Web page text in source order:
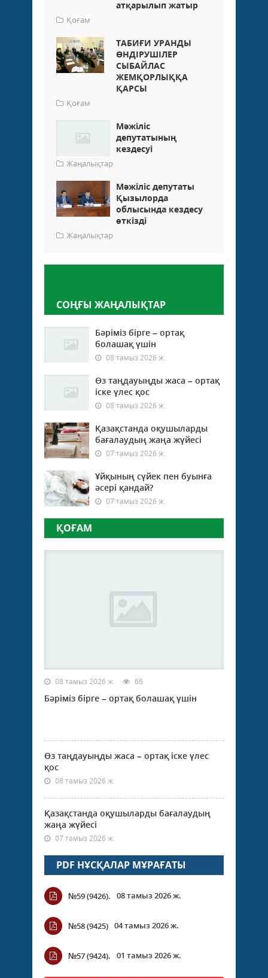
атқарылып жатыр
Қоғам
ТАБИҒИ УРАНДЫ
ӨНДІРУШІЛЕР
СЫБАЙЛАС
ЖЕМҚОРЛЫҚҚА
ҚАРСЫ
Қоғам
Мәжіліс
депутатының
кездесуі
Жаңалықтар
Мәжіліс депутаты
Қызылорда
облысында кездесу
өткізді
Жаңалықтар
СОҢҒЫ ЖАҢАЛЫҚТАР
Бәріміз бірге – ортақ
болашақ үшін
08 тамыз 2026 ж.
Өз таңдауыңды жаса – ортақ
іске үлес қос
08 тамыз 2026 ж.
Қазақстанда оқушыларды
бағалаудың жаңа жүйесі
07 тамыз 2026 ж.
Ұйқының сүйек пен буынға
әсері қандай?
07 тамыз 2026 ж.
ҚОҒАМ
08 тамыз 2026 ж. 66
Бәріміз бірге – ортақ болашақ үшін
Өз таңдауыңды жаса – ортақ іске үлес
қос
08 тамыз 2026 ж.
Қазақстанда оқушыларды бағалаудың
жаңа жүйесі
07 тамыз 2026 ж.
PDF НҰСҚАЛАР МҰРАҒАТЫ
№59 (9426). 08 тамыз 2026 ж.
№58 (9425) 04 тамыз 2026 ж.
№57 (9424). 01 тамыз 2026 ж.